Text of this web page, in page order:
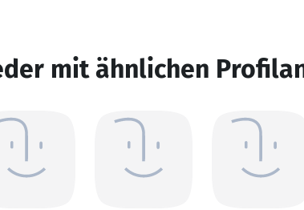
mit ähnlichen